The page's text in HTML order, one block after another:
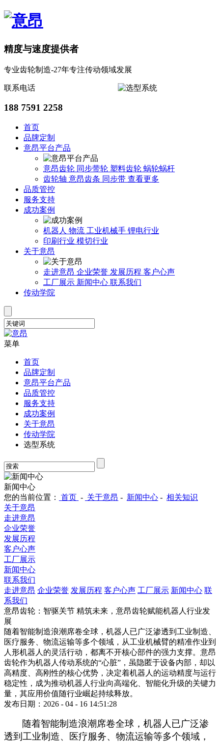
精度与速度提供者
专业齿轮制造-27年专注传动领域发展
联系电话
188 7591 2258
首页
品牌定制
意昂平台产品
意昂齿轮 同步带轮 塑料齿轮 蜗轮蜗杆
齿轮轴 意昂齿条 同步带 查看更多
品质管控
服务支持
成功案例
机器人 物流 工业机械手 锂电行业
印刷行业 模切行业
关于意昂
走进意昂 企业荣誉 发展历程 客户心声
工厂展示 新闻中心 联系我们
传动学院
菜单
首页
品牌定制
意昂平台产品
品质管控
服务支持
成功案例
关于意昂
传动学院
选型系统
新闻中心
您的当前位置：
首页 - 关于意昂 - 新闻中心 - 相关知识
关于意昂
走进意昂
企业荣誉
发展历程
客户心声
工厂展示
新闻中心
联系我们
走进意昂 企业荣誉 发展历程 客户心声 工厂展示 新闻中心 联
系我们
意昂齿轮：智驱关节 精筑未来，意昂齿轮赋能机器人行业发
展
随着智能制造浪潮席卷全球，机器人已广泛渗透到工业制造、
医疗服务、物流运输等多个领域，从工业机械臂的精准作业到
人形机器人的灵活行动，都离不开核心部件的强力支撑。意昂
齿轮作为机器人传动系统的“心脏”，虽隐匿于设备内部，却以
高精度、高刚性的核心优势，决定着机器人的运动精度与运行
稳定性，成为推动机器人行业向高端化、智能化升级的关键力
量，其应用价值随行业崛起持续释放。
发布日期：2026 - 04 - 16 14:51:28
随着智能制造浪潮席卷全球，机器人已广泛渗
透到工业制造、医疗服务、物流运输等多个领域，